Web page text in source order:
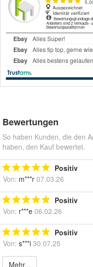
Bewertungen
So haben Kunden, die den
haben, den Kauf bewertet.
Positiv
Von: m***r 07.03.26
Positiv
Von: r***e 06.02.26
Positiv
Von: s***i 30.07.25
Mehr...